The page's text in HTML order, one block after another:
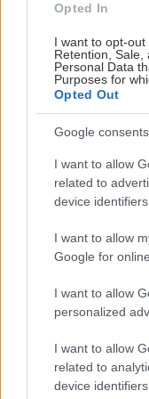
Opted In
I want to opt-out
Retention, Sale,
Personal Data
Purposes for
Opted Out
Google consents
I want to allow
related to
device identifiers
I want to allow
Google for
I want to allow
personalized
I want to allow
related to
device identifiers
Linköping
LIN
IBF Falun –
FAL
ONSDAG 1